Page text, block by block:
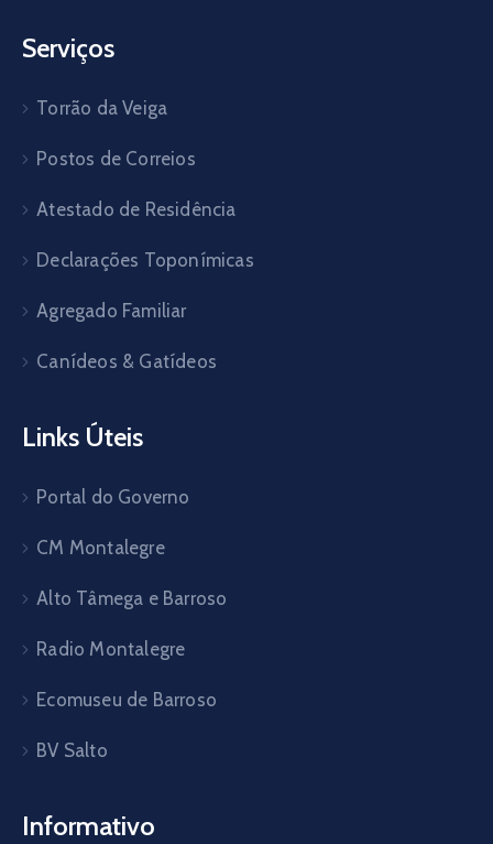
Serviços
Torrão da Veiga
Postos de Correios
Atestado de Residência
Declarações Toponímicas
Agregado Familiar
Canídeos & Gatídeos
Links Úteis
Portal do Governo
CM Montalegre
Alto Tâmega e Barroso
Radio Montalegre
Ecomuseu de Barroso
BV Salto
Informativo